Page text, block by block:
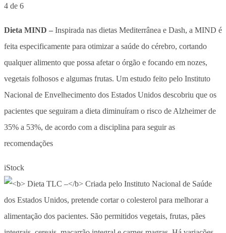
4 de 6
Dieta MIND – Inspirada nas dietas Mediterrânea e Dash, a MIND é
feita especificamente para otimizar a saúde do cérebro, cortando
qualquer alimento que possa afetar o órgão e focando em nozes,
vegetais folhosos e algumas frutas. Um estudo feito pelo Instituto
Nacional de Envelhecimento dos Estados Unidos descobriu que os
pacientes que seguiram a dieta diminuíram o risco de Alzheimer de
35% a 53%, de acordo com a disciplina para seguir as
recomendações
iStock